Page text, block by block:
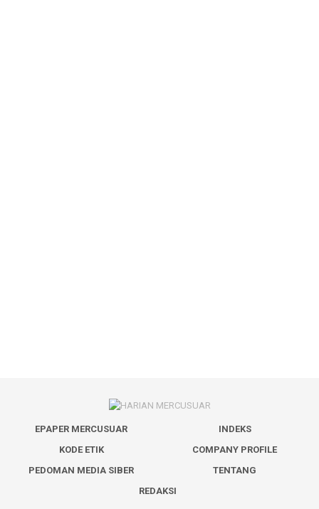
EPAPER MERCUSUAR
INDEKS
KODE ETIK
COMPANY PROFILE
PEDOMAN MEDIA SIBER
TENTANG
REDAKSI